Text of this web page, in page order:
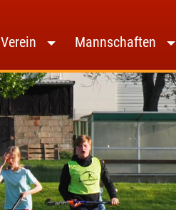
Verein Mannschaften